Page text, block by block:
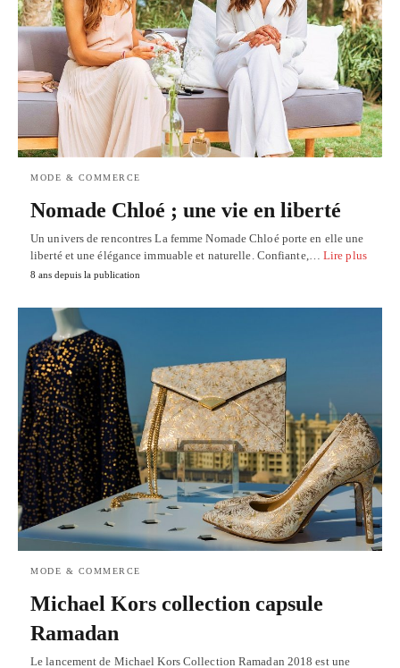
MODE & COMMERCE
Nomade Chloé ; une vie en liberté
Un univers de rencontres La femme Nomade Chloé porte en elle une
liberté et une élégance immuable et naturelle. Confiante,… Lire plus
8 ans depuis la publication
MODE & COMMERCE
Michael Kors collection capsule
Ramadan
Le lancement de Michael Kors Collection Ramadan 2018 est une